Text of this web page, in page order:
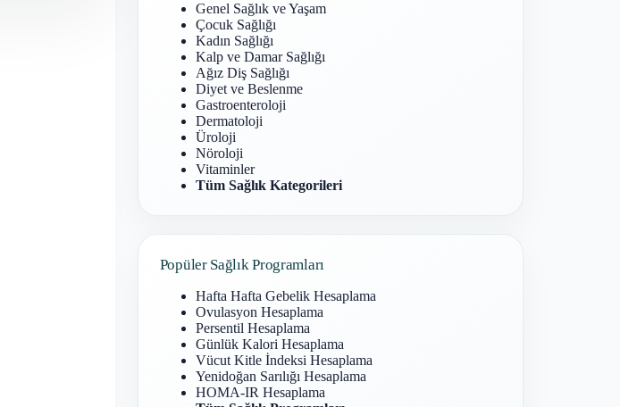
Genel Sağlık ve Yaşam
Çocuk Sağlığı
Kadın Sağlığı
Kalp ve Damar Sağlığı
Ağız Diş Sağlığı
Diyet ve Beslenme
Gastroenteroloji
Dermatoloji
Üroloji
Nöroloji
Vitaminler
Tüm Sağlık Kategorileri
Popüler Sağlık Programları
Hafta Hafta Gebelik Hesaplama
Ovulasyon Hesaplama
Persentil Hesaplama
Günlük Kalori Hesaplama
Vücut Kitle İndeksi Hesaplama
Yenidoğan Sarılığı Hesaplama
HOMA-IR Hesaplama